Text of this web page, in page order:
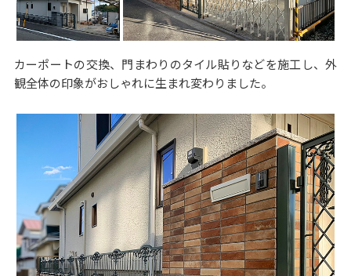
カーポートの交換、門まわりのタイル貼りなどを施工し、外
観全体の印象がおしゃれに生まれ変わりました。